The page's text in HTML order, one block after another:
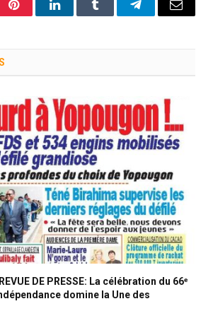
PinterestLinkedInTumblr TelegramEmail
DE PRESSE: La célébration du 66ᵉ
domine la Une des